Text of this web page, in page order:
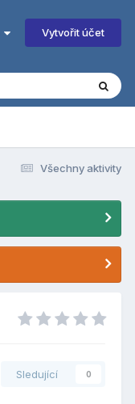
Vytvořit účet
Všechny aktivity
Sledující 0